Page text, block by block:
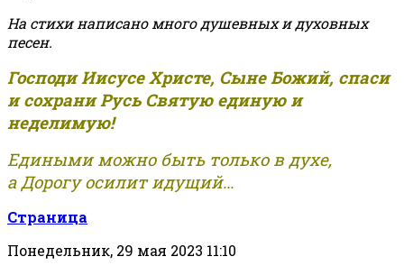
На стихи написано много душевных и духовных
песен.
Господи Иисусе Христе, Сыне Божий, спаси
и сохрани Русь Святую единую и
неделимую!
Едиными можно быть только в духе,
а Дорогу осилит идущий...
Страница
Понедельник, 29 мая 2023 11:10